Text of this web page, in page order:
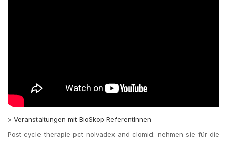
> Veranstaltungen mit BioSkop ReferentInnen
Post cycle therapie pct nolvadex and clomid: nehmen sie für die